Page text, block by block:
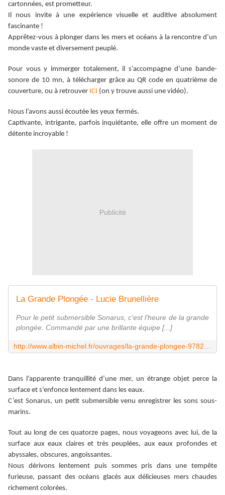
cartonnées, est prometteur.
Il nous invite à une expérience visuelle et auditive absolument
fascinante !
Apprêtez-vous à plonger dans les mers et océans à la rencontre d’un
monde vaste et diversement peuplé.
Pour vous y immerger totalement, il s’accompagne d’une bande-
sonore de 10 mn, à télécharger grâce au QR code en quatrième de
couverture, ou à retrouver ICI (on y trouve aussi une vidéo).
Nous l’avons aussi écoutée les yeux fermés.
Captivante, intrigante, parfois inquiétante, elle offre un moment de
détente incroyable !
Publicité
La Grande Plongée - Lucie Brunellière
Pour le petit submersible Sonarus, c'est l'heure de la grande
plongée. Commandé par une brillante équipe [...]
Dans l’apparente tranquillité d’une mer, un étrange objet perce la
surface et s’enfonce lentement dans les eaux.
C’est Sonarus, un petit submersible venu enregistrer les sons sous-
marins.
Tout au long de ces quatorze pages, nous voyageons avec lui, de la
surface aux eaux claires et très peuplées, aux eaux profondes et
abyssales, obscures, angoissantes.
Nous dérivons lentement puis sommes pris dans une tempête
furieuse, passant des océans glacés aux délicieuses mers chaudes
richement colorées.